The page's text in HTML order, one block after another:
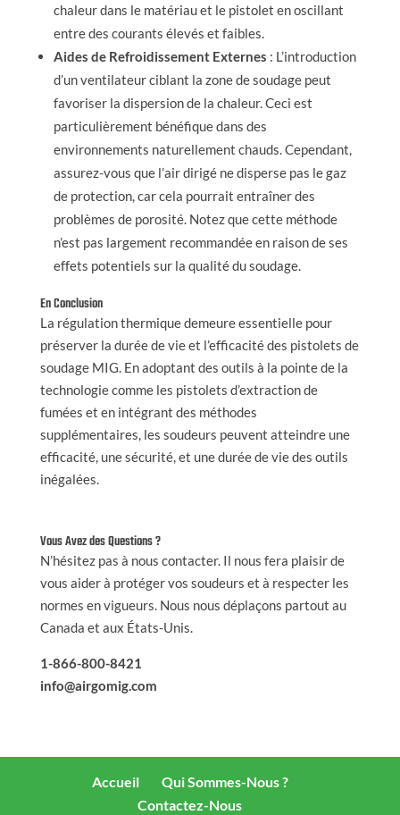
chaleur dans le matériau et le pistolet en oscillant
entre des courants élevés et faibles.
Aides de Refroidissement Externes : L’introduction
d’un ventilateur ciblant la zone de soudage peut
favoriser la dispersion de la chaleur. Ceci est
particulièrement bénéfique dans des
environnements naturellement chauds. Cependant,
assurez-vous que l’air dirigé ne disperse pas le gaz
de protection, car cela pourrait entraîner des
problèmes de porosité. Notez que cette méthode
n’est pas largement recommandée en raison de ses
effets potentiels sur la qualité du soudage.
En Conclusion
La régulation thermique demeure essentielle pour
préserver la durée de vie et l’efficacité des pistolets de
soudage MIG. En adoptant des outils à la pointe de la
technologie comme les pistolets d’extraction de
fumées et en intégrant des méthodes
supplémentaires, les soudeurs peuvent atteindre une
efficacité, une sécurité, et une durée de vie des outils
inégalées.
Vous Avez des Questions ?
N’hésitez pas à nous contacter. Il nous fera plaisir de
vous aider à protéger vos soudeurs et à respecter les
normes en vigueurs. Nous nous déplaçons partout au
Canada et aux États-Unis.
1-866-800-8421
info@airgomig.com
Accueil
Qui Sommes-Nous ?
Contactez-Nous